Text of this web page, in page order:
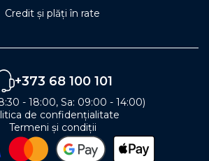
Credit și plăți în rate
+373 68 100 101
- 18:00, Sa: 09:00 - 14:00)
de confidențialitate
Termeni și condiții